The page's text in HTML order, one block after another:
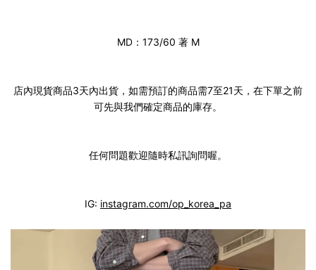
MD：173/60 著 M
店內現貨商品3天內出貨，如需預訂的商品需7至21天，在下單之前
可先與我們確定商品的庫存。
任何問題歡迎隨時私訊詢問喔。
IG: instagram.com/op_korea_pa